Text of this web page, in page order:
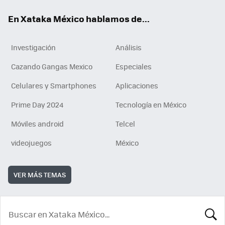
En Xataka México hablamos de...
Investigación
Análisis
Cazando Gangas Mexico
Especiales
Celulares y Smartphones
Aplicaciones
Prime Day 2024
Tecnología en México
Móviles android
Telcel
videojuegos
México
VER MÁS TEMAS